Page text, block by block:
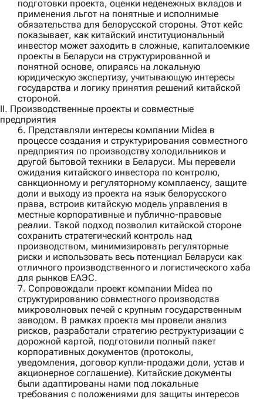
подготовки проекта, оценки неденежных вкладов и
применения льгот на понятные и исполнимые
обязательства для белорусской стороны. Этот кейс
показывает, как китайский институциональный
инвестор может заходить в сложные, капиталоемкие
проекты в Беларуси на структурированной и
понятной основе, опираясь на локальную
юридическую экспертизу, учитывающую интересы
государства и логику принятия решений китайской
стороной.
II. Производственные проекты и совместные
предприятия
6. Представляли интересы компании Midea в
процессе создания и структурирования совместного
предприятия по производству холодильников и
другой бытовой техники в Беларуси. Мы перевели
ожидания китайского инвестора по контролю,
санкционному и регуляторному комплаенсу, защите
доли и выходу из проекта на язык белорусского
права, встроив китайскую модель управления в
местные корпоративные и публично-правовые
реалии. Такой подход позволил китайской стороне
сохранить стратегический контроль над
производством, минимизировать регуляторные
риски и использовать весь потенциал Беларуси как
отличного производственного и логистического хаба
для рынков ЕАЭС.
7. Сопровождали проект компании Midea по
структурированию совместного производства
микроволновых печей с крупным государственным
заводом. В рамках проекта мы провели анализ
рисков, разработали стратегию реструктуризации с
дорожной картой, подготовили полный пакет
корпоративных документов (протоколы,
уведомления, договор купли-продажи доли, устав и
акционерное соглашение). Китайские документы
были адаптированы нами под локальные
требования с положениями для защиты интересов